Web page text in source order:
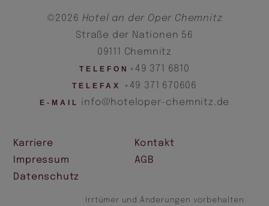
©2026 Hotel an der Oper Chemnitz
Straße der Nationen 56
09111 Chemnitz
TELEFON +49 371 6810
TELEFAX +49 371 670606
E-MAIL info@hoteloper-chemnitz.de
Karriere
Kontakt
Impressum
AGB
Datenschutz
Irrtümer und Änderungen vorbehalten